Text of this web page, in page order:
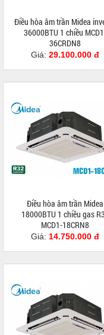
Điều hòa âm trần Midea
36000BTU 1 chiều
36CRDN8
Giá: 29.100.000 đ
Điều hòa âm trần Midea
18000BTU 1 chiều gas
MCD1-18CRN8
Giá: 14.750.000 đ